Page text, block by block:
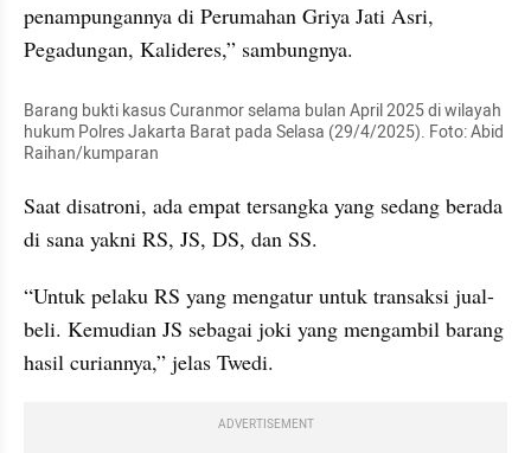
penampungannya di Perumahan Griya Jati Asri,
Pegadungan, Kalideres,” sambungnya.
Barang bukti kasus Curanmor selama bulan April 2025 di wilayah
hukum Polres Jakarta Barat pada Selasa (29/4/2025). Foto: Abid
Raihan/kumparan
Saat disatroni, ada empat tersangka yang sedang berada
di sana yakni RS, JS, DS, dan SS.
“Untuk pelaku RS yang mengatur untuk transaksi jual-
beli. Kemudian JS sebagai joki yang mengambil barang
hasil curiannya,” jelas Twedi.
ADVERTISEMENT